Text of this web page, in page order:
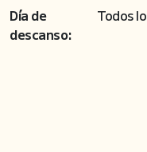
Día de
descanso:
Todos